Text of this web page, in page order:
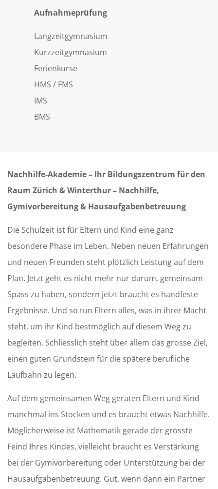
Aufnahmeprüfung
Langzeitgymnasium
Kurzzeitgymnasium
Ferienkurse
HMS / FMS
IMS
BMS
Nachhilfe-Akademie – Ihr Bildungszentrum für den
Raum Zürich & Winterthur – Nachhilfe,
Gymivorbereitung & Hausaufgabenbetreuung
Die Schulzeit ist für Eltern und Kind eine ganz
besondere Phase im Leben. Neben neuen Erfahrungen
und neuen Freunden steht plötzlich Leistung auf dem
Plan. Jetzt geht es nicht mehr nur darum, gemeinsam
Spass zu haben, sondern jetzt braucht es handfeste
Ergebnisse. Und so tun Eltern alles, was in ihrer Macht
steht, um ihr Kind bestmöglich auf diesem Weg zu
begleiten. Schliesslich steht über allem das grosse Ziel,
einen guten Grundstein für die spätere berufliche
Laufbahn zu legen.
Auf dem gemeinsamen Weg geraten Eltern und Kind
manchmal ins Stocken und es braucht etwas Nachhilfe.
Möglicherweise ist Mathematik gerade der grösste
Feind Ihres Kindes, vielleicht braucht es Verstärkung
bei der Gymivorbereitung oder Unterstützung bei der
Hausaufgabenbetreuung. Gut, wenn dann ein Partner